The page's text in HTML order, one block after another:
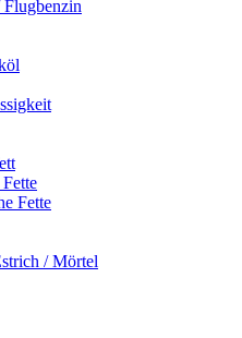
Fette
/ Mörtel